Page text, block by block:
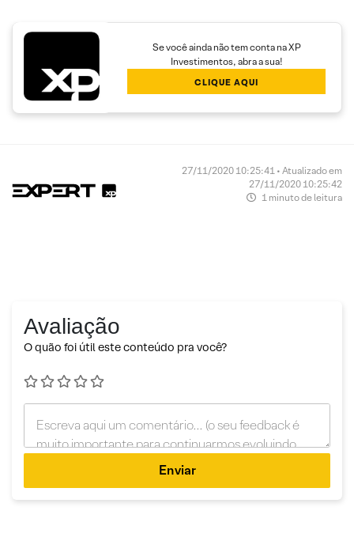
Se você ainda não tem conta na XP
Investimentos, abra a sua!
CLIQUE AQUI
27/11/2020 10:25:41 • Atualizado em
27/11/2020 10:25:42
1 minuto de leitura
Avaliação
O quão foi útil este conteúdo pra você?
Enviar